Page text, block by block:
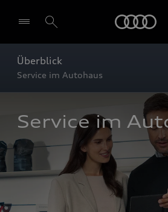
Überblick
Service im Autohaus
Service im